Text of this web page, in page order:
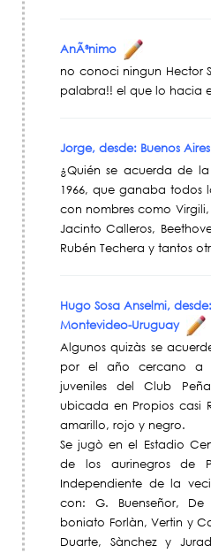
AnÃ³nimo
no conoci ningun Hector
palabra!! el que lo hacia
Jorge, desde: Buenos Aires
¿Quién se acuerda de
1966, que ganaba todos
con nombres como
Jacinto Calleros,
Rubén Techera y tantos
Hugo Sosa Anselmi, desde:
Montevideo-Uruguay
Algunos quizàs se
por el año cercano a
juveniles del Club
ubicada en Propios casi
amarillo, rojo y negro.
Se jugò en el Estadio
de los aurinegros de
Independiente de la
con: G. Buenseñor,
boniato Forlàn, Vertin y
Duarte, Sànchez y